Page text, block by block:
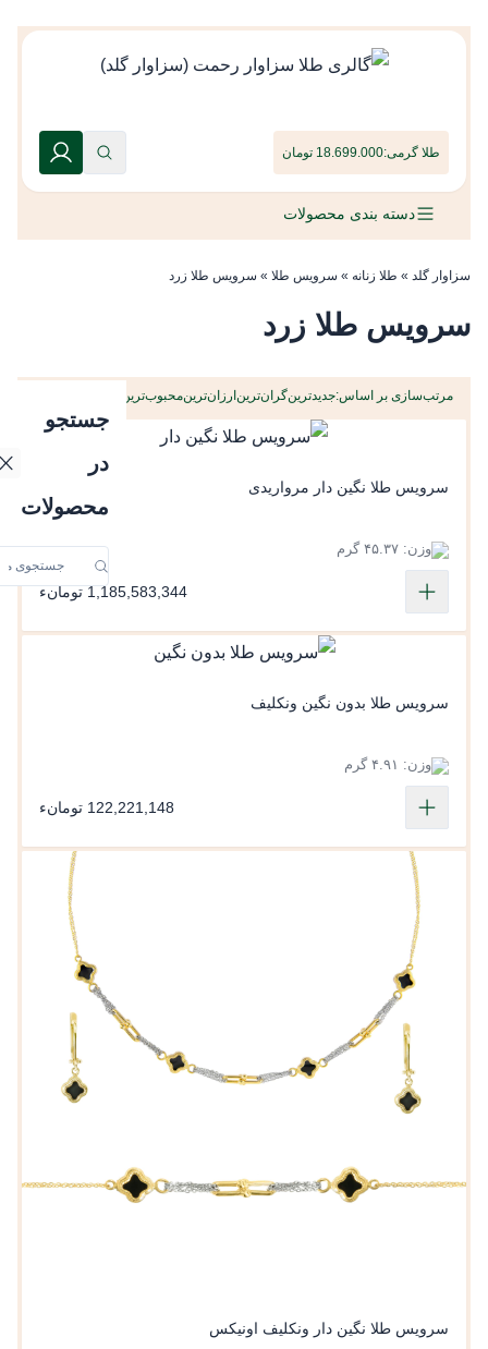
طلا گرمی:18.699.000 تومان
جستجو
در
محصولات
دسته بندی محصولات
سزاوار گلد » طلا زنانه » سرویس طلا » سرویس طلا زرد
سرویس طلا زرد
مرتب‌سازی بر اساس:جدیدترینگران‌ترین ارزان‌ترینمحبوب‌ترین
سرویس طلا نگین دار مرواریدی
وزن: ۴۵.۳۷ گرم
1,185,583,344 تومانء
سرویس طلا بدون نگین ونکلیف
وزن: ۴.۹۱ گرم
122,221,148 تومانء
سرویس طلا نگین دار ونکلیف اونیکس